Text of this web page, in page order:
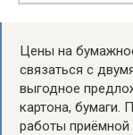
Цены на
связаться с
выгодное
картона, бумаги.
работы приёмной